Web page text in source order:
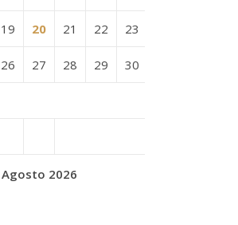
Agosto 2026
19 20 21 22 23
26 27 28 29 30